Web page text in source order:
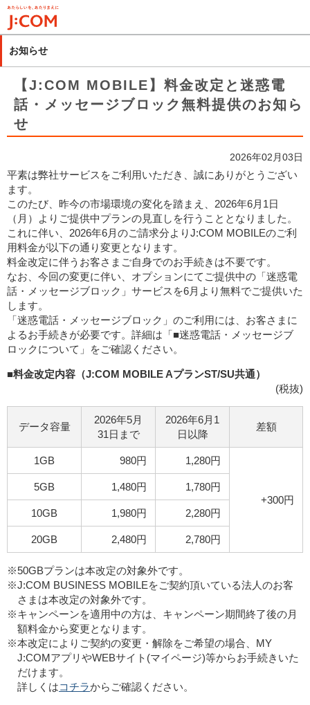
メ
イ
コ
に
動
お知らせ
【J:COM MOBILE】料金改定と迷惑電
話・メッセージブロック無料提供のお知ら
せ
2026年02月03日
平素は弊社サービスをご利用いただき、誠にありがとうござい
ます。
このたび、昨今の市場環境の変化を踏まえ、2026年6月1日
（月）よりご提供中プランの見直しを行うこととなりました。
これに伴い、2026年6月のご請求分よりJ:COM MOBILEのご利
用料金が以下の通り変更となります。
料金改定に伴うお客さまご自身でのお手続きは不要です。
なお、今回の変更に伴い、オプションにてご提供中の「迷惑電
話・メッセージブロック」サービスを6月より無料でご提供いた
します。
「迷惑電話・メッセージブロック」のご利用には、お客さまに
よるお手続きが必要です。詳細は「■迷惑電話・メッセージブ
ロックについて」をご確認ください。
■料金改定内容（J:COM MOBILE AプランST/SU共通）
(税抜)
データ容量
2026年5月
31日まで
2026年6月1
日以降
差額
1GB 980円 1,280円
+300円
5GB 1,480円 1,780円
10GB 1,980円 2,280円
20GB 2,480円 2,780円
※50GBプランは本改定の対象外です。
※J:COM BUSINESS MOBILEをご契約頂いている法人のお客
さまは本改定の対象外です。
※キャンペーンを適用中の方は、キャンペーン期間終了後の月
額料金から変更となります。
※本改定によりご契約の変更・解除をご希望の場合、MY
J:COMアプリやWEBサイト(マイページ)等からお手続きいた
だけます。
詳しくはコチラからご確認ください。